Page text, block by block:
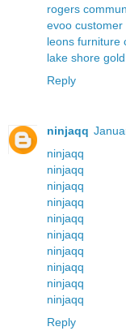
rogers
evoo
leons furniture
lake shore
Reply
ninjaqq
ninjaqq
ninjaqq
ninjaqq
ninjaqq
ninjaqq
ninjaqq
ninjaqq
ninjaqq
ninjaqq
ninjaqq
Reply